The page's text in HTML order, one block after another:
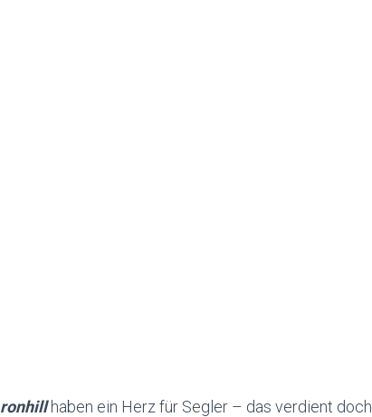
ronhillhaben ein Herz für Segler – das verdient doch